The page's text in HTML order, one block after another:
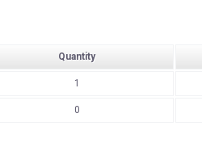
Quantity
1
0